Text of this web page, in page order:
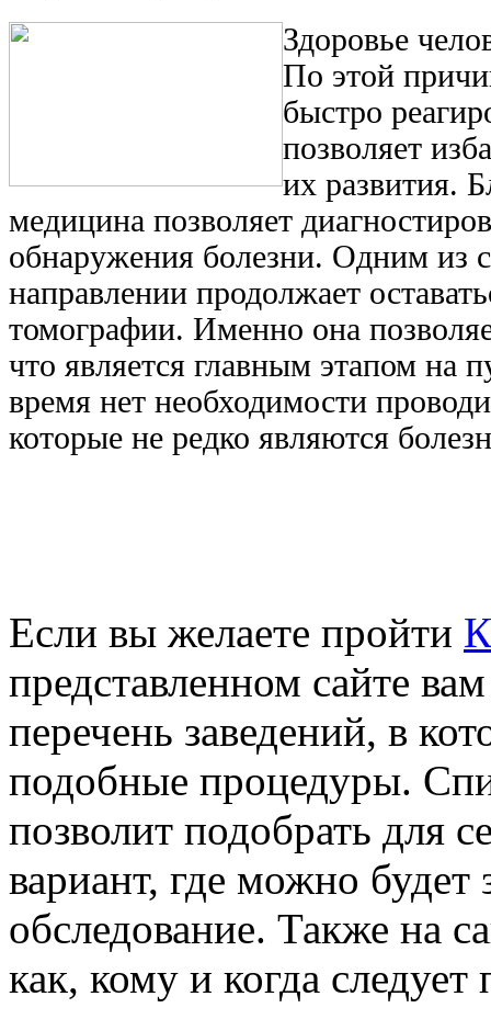
Здоровье
По этой
быстро
позволяет
их развития.
медицина позволяет
обнаружения болезни. Одним из
направлении продолжает
томографии. Именно она
что является главным этапом
время нет необходимости
которые не редко являются
Если вы желаете пройти
представленном сайте
перечень заведений, в
подобные процедуры.
позволит подобрать для
вариант, где можно
обследование. Также на
как, кому и когда